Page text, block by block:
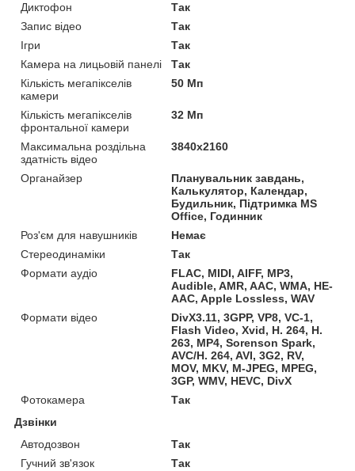
Диктофон
Так
Запис відео
Так
Ігри
Так
Камера на лицьовій панелі
Так
Кількість мегапікселів
камери
50 Мп
Кількість мегапікселів
фронтальної камери
32 Мп
Максимальна роздільна
здатність відео
3840x2160
Органайзер
Планувальник завдань,
Калькулятор, Календар,
Будильник, Підтримка MS
Office, Годинник
Роз'єм для навушників
Немає
Стереодинаміки
Так
Формати аудіо
FLAC, MIDI, AIFF, MP3,
Audible, AMR, AAC, WMA, HE-
AAC, Apple Lossless, WAV
Формати відео
DivX3.11, 3GPP, VP8, VC-1,
Flash Video, Xvid, H. 264, H.
263, MP4, Sorenson Spark,
AVC/H. 264, AVI, 3G2, RV,
MOV, MKV, M-JPEG, MPEG,
3GP, WMV, HEVC, DivX
Фотокамера
Так
Дзвінки
Автодозвон
Так
Гучний зв'язок
Так